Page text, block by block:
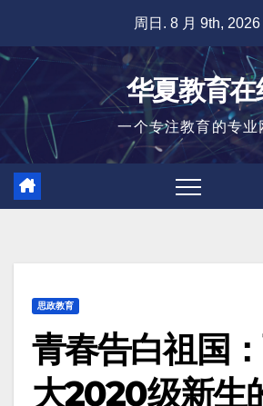
容
周日. 8 月 9th, 2026
华夏教育在
一个专注教育的专业
思政教育
青春告白祖国
大2020级新生